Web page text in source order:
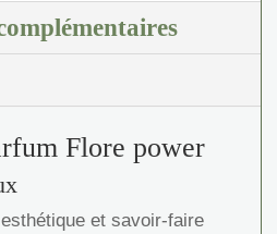
Flore power
et savoir-faire